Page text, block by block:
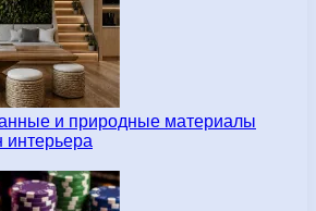
и природные материалы
интерьера